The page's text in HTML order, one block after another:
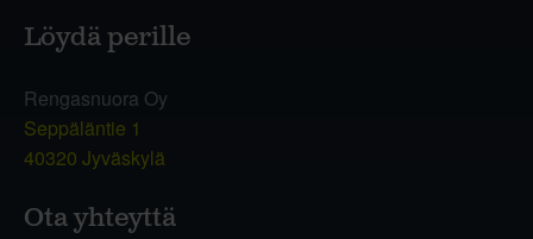
Löydä perille
Rengasnuora Oy
Seppäläntie 1
40320 Jyväskylä
Ota yhteyttä